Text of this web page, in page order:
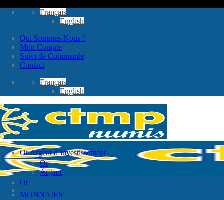
Passer
Français
English
Qui Sommes-Nous ?
Mon Compte
Suivi de Commande
Contact
Français
English
Or Argent d’investissement
Or
Argent
Or
MONNAIES